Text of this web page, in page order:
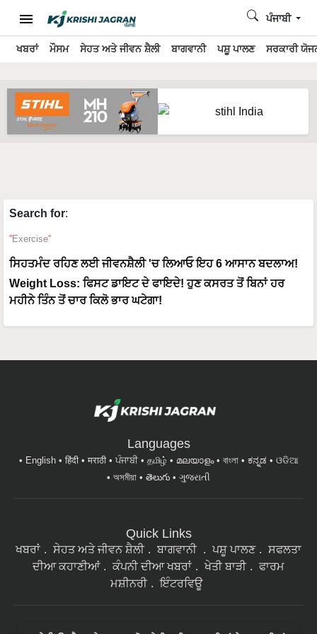
ਖਬਰਾਂ ਮੌਸਮ ਸੇਹਤ ਅਤੇ ਜੀਵਨ ਸ਼ੈਲੀ ਬਾਗਵਾਨੀ ਪਸ਼ੂ ਪਾਲਣ ਸਰਕਾਰੀ
ਪੰਜਾਬੀ
Search for:
Exercise
ਸਿਹਤਮੰਦ ਰਹਿਣ ਲਈ ਜੀਵਨਸ਼ੈਲੀ 'ਚ ਲਿਆਓ ਇਹ 6 ਆਸਾਨ ਬਦਲਾਅ!
Weight Loss: ਫਿਸਟ ਡਾਇਟ ਦੇ ਫਾਇਦੇ! ਹੁਣ ਕਸਰਤ ਤੋਂ ਬਿਨਾਂ ਹਰ
ਮਹੀਨੇ ਤਿੰਨ ਤੋਂ ਚਾਰ ਕਿਲੋ ਭਾਰ ਘਟੇਗਾ!
Languages
English हिंदी मराठी ਪੰਜਾਬੀ தமிழ் മലയാളം বাংলা ಕನ್ನಡ
ଓଡିଆ
অসমীয়া
తెలుగు ગુજરાતી
Quick Links
ਖਬਰਾਂ ਸੇਹਤ ਅਤੇ ਜੀਵਨ ਸ਼ੈਲੀ ਬਾਗਵਾਨੀ ਪਸ਼ੂ ਪਾਲਣ
ਸਫਲਤਾ
ਦੀਆ ਕਹਾਣੀਆਂ
ਕੰਪਨੀ ਦੀਆ ਖਬਰਾਂ ਖੇਤੀ ਬਾੜੀ
ਫਾਰਮ
ਮਸ਼ੀਨਰੀ
ਇੰਟਰਵਿਊ